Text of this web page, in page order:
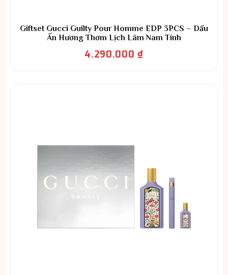
Giftset Gucci Guilty Pour Homme EDP 3PCS – Dấu
Ấn Hương Thơm Lịch Lãm Nam Tính
4.290.000₫